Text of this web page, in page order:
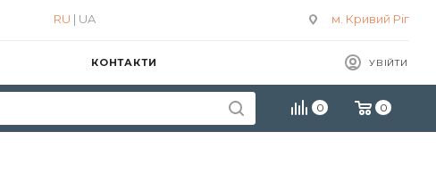
м. Кривий Ріг
RU | UA
УВІЙТИ
КОНТАКТИ
0 0